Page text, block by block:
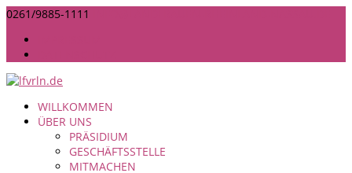
0261/9885-1111
WILLKOMMEN
ÜBER UNS
PRÄSIDIUM
GESCHÄFTSSTELLE
MITMACHEN